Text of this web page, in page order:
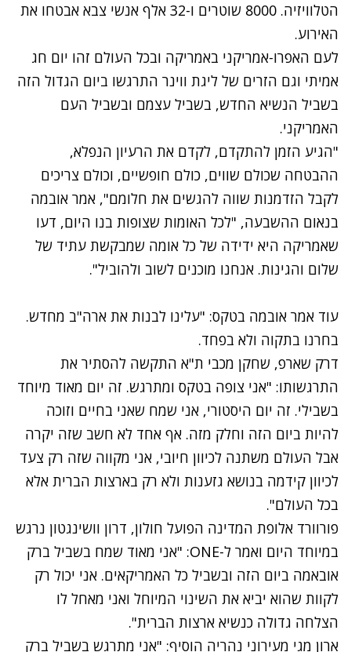
הטלוויזיה. 8000 שוטרים ו-32 אלף אנשי צבא אבטחו את
האירוע.
לעם האפרו-אמריקני באמריקה ובכל העולם זהו יום חג
אמיתי וגם הזרים של ליגת ווינר התרגשו ביום הגדול הזה
בשביל הנשיא החדש, בשביל עצמם ובשביל העם
האמריקני.
"הגיע הזמן להתקדם, לקדם את הרעיון הנפלא,
ההבטחה שכולם שווים, כולם חופשיים, וכולם צריכים
לקבל הזדמנות שווה להגשים את חלומם", אמר אובמה
בנאום ההשבעה, "לכל האומות שצופות בנו היום, דעו
שאמריקה היא ידידה של כל אומה שמבקשת עתיד של
שלום והגינות. אנחנו מוכנים לשוב ולהוביל".
עוד אמר אובמה בטקס: "עלינו לבנות את ארה"ב מחדש.
בחרנו בתקוה ולא בפחד.
דרק שארפ, שחקן מכבי ת"א התקשה להסתיר את
התרגשותו: "אני צופה בטקס ומתרגש. זה יום מאוד מיוחד
בשבילי. זה יום היסטורי, אני שמח שאני בחיים וזוכה
להיות ביום הזה וחלק מזה. אף אחד לא חשב שזה יקרה
אבל העולם משתנה לכיוון חיובי, אני מקווה שזה רק צעד
לכיוון קידמה בנושא גזענות ולא רק בארצות הברית אלא
בכל העולם".
פורוורד אלופת המדינה הפועל חולון, דרון וושינגטון נרגש
במיוחד היום ואמר ל-ONE: "אני מאוד שמח בשביל ברק
אובאמה ביום הזה ובשביל כל האמריקאים. אני יכול רק
לקוות שהוא יביא את השינוי המיוחל ואני מאחל לו
הצלחה גדולה כנשיא ארצות הברית".
ארון מגי מעירוני נהריה הוסיף: "אני מתרגש בשביל ברק